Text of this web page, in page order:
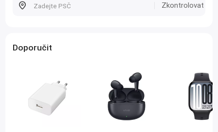
Zkontrolovat
Doporučit